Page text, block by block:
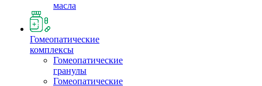
масла
Гомеопатические
комплексы
Гомеопатические
гранулы
Гомеопатические